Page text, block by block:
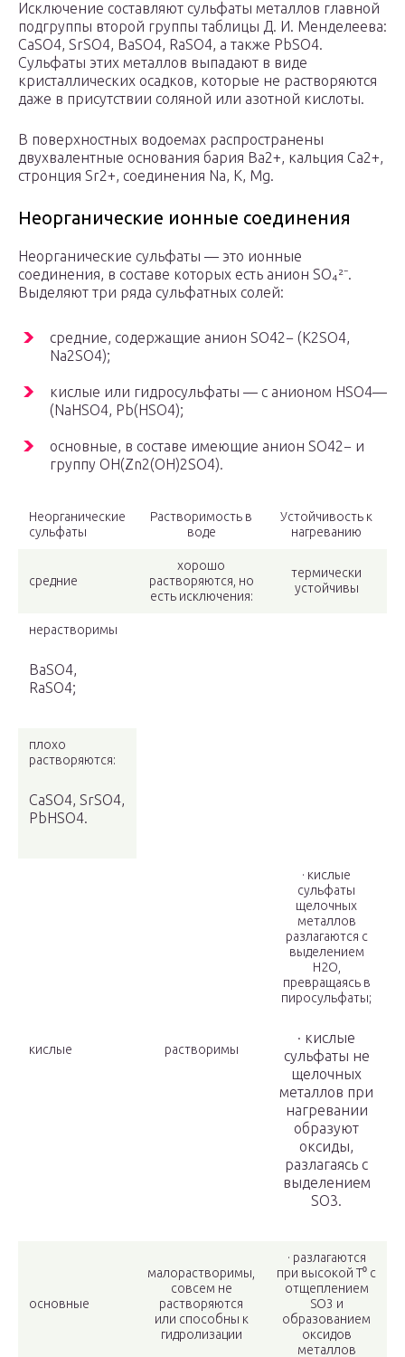
Исключение составляют сульфаты металлов главной
подгруппы второй группы таблицы Д. И. Менделеева:
CaSO4, SrSO4, BaSO4, RaSO4, а также PbSO4.
Сульфаты этих металлов выпадают в виде
кристаллических осадков, которые не растворяются
даже в присутствии соляной или азотной кислоты.
В поверхностных водоемах распространены
двухвалентные основания бария Ba2+, кальция Ca2+,
стронция Sr2+, соединения Na, К, Mg.
Неорганические ионные соединения
Неорганические сульфаты — это ионные
соединения, в составе которых есть анион SO₄²⁻.
Выделяют три ряда сульфатных солей:
средние, содержащие анион SO42− (K2SO4,
Na2SO4);
кислые или гидросульфаты — с анионом HSO4—
(NaHSO4, Pb(HSO4);
основные, в составе имеющие анион SO42− и
группу OH(Zn2(OH)2SO4).
Неорганические
сульфаты
Растворимость в
воде
Устойчивость к
нагреванию
средние
хорошо
растворяются, но
есть исключения:
термически
устойчивы
нерастворимы
BaSO4,
RaSO4;
плохо
растворяются:
CaSO4, SrSO4,
PbHSO4.
кислые растворимы
· кислые
сульфаты
щелочных
металлов
разлагаются с
выделением
H2O,
превращаясь в
пиросульфаты;
· кислые
сульфаты не
щелочных
металлов при
нагревании
образуют
оксиды,
разлагаясь с
выделением
SO3.
основные
малорастворимы,
совсем не
растворяются
или способны к
гидролизации
· разлагаются
при высокой T⁰ с
отщеплением
SO3 и
образованием
оксидов
металлов